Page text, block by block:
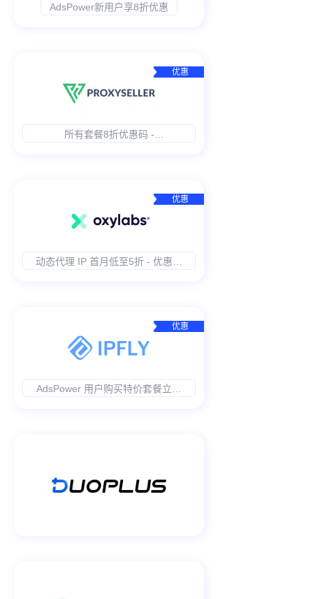
AdsPower新用户享8折优惠
优惠
所有套餐8折优惠码 -
优惠
动态代理 IP 首月低至5折 - 优惠码
优惠
AdsPower 用户购买特价套餐立省